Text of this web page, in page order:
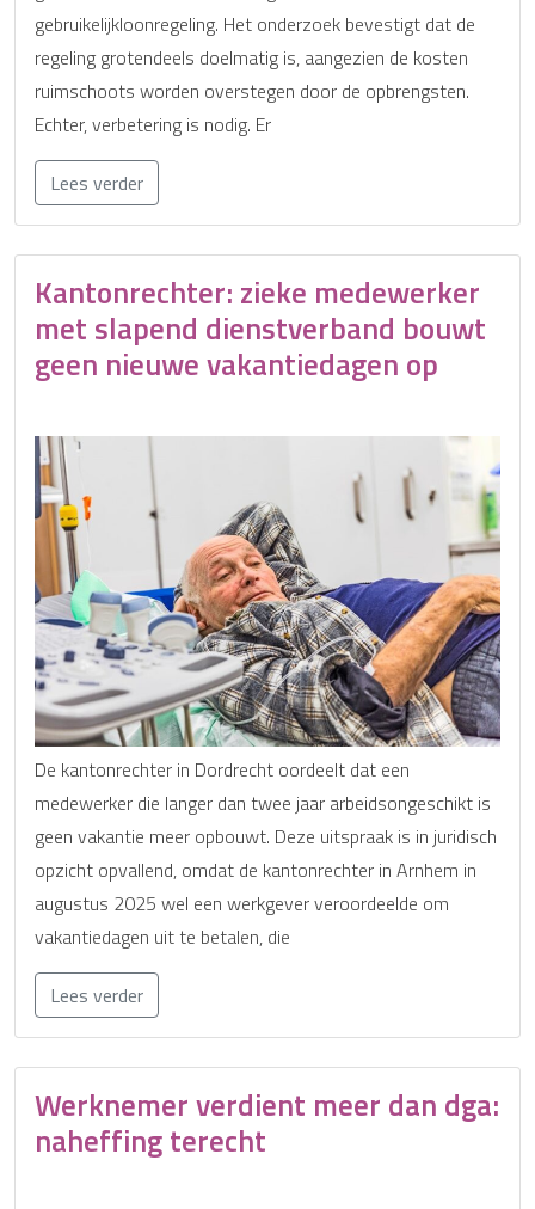
gebruikelijkloonregeling. Het onderzoek bevestigt dat de
regeling grotendeels doelmatig is, aangezien de kosten
ruimschoots worden overstegen door de opbrengsten.
Echter, verbetering is nodig. Er
Lees verder
Kantonrechter: zieke medewerker
met slapend dienstverband bouwt
geen nieuwe vakantiedagen op
De kantonrechter in Dordrecht oordeelt dat een
medewerker die langer dan twee jaar arbeidsongeschikt is
geen vakantie meer opbouwt. Deze uitspraak is in juridisch
opzicht opvallend, omdat de kantonrechter in Arnhem in
augustus 2025 wel een werkgever veroordeelde om
vakantiedagen uit te betalen, die
Lees verder
Werknemer verdient meer dan dga:
naheffing terecht